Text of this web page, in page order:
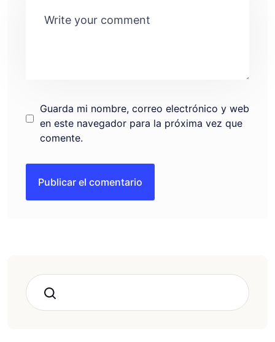
Guarda mi nombre, correo electrónico y web
en este navegador para la próxima vez que
comente.
Buscar